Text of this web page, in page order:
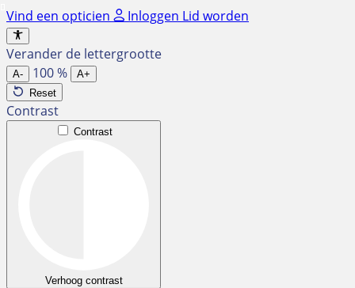
Ga
naar
de
inhoud
Vind een opticien Inloggen Lid worden
Verander de lettergrootte
A- 100%
A+
Reset
Contrast
Contrast
Verhoog contrast